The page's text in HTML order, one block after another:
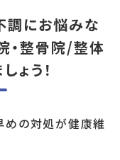
調にお悩みな
・整骨院/整体
ょう！
めの対処が健康維